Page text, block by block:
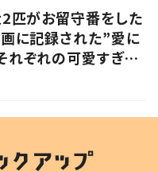
匹がお留守番をした
記録された”愛に
れぞれの可愛すぎる